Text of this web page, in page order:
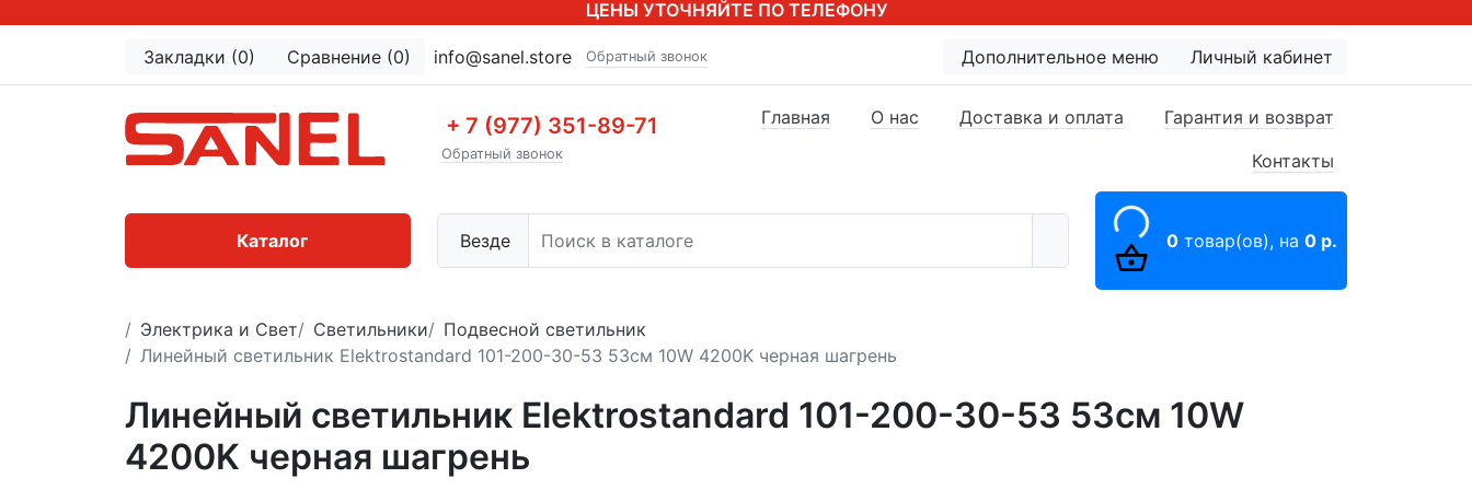
ЦЕНЫ УТОЧНЯЙТЕ ПО ТЕЛЕФОНУ
Закладки (0) Сравнение (0) info@sanel.store Обратный звонок Дополнительное меню Личный кабинет
+ 7 (977) 351-89-71
Обратный звонок
Везде
Главная О нас Доставка и оплата
Гарантия и возврат
Контакты
0 товар(ов), на 0 р.
Каталог
Электрика и Свет Светильники
Подвесной светильник
Линейный светильник Elektrostandard 101-200-30-53 53см 10W 4200K черная шагрень
Линейный светильник Elektrostandard 101-200-30-53 53см 10W
4200K черная шагрень